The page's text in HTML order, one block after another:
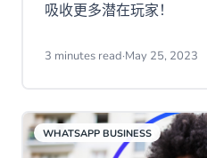
吸收更多潜在玩家！
3 minutes read·May 25, 2023
WHATSAPP BUSINESS